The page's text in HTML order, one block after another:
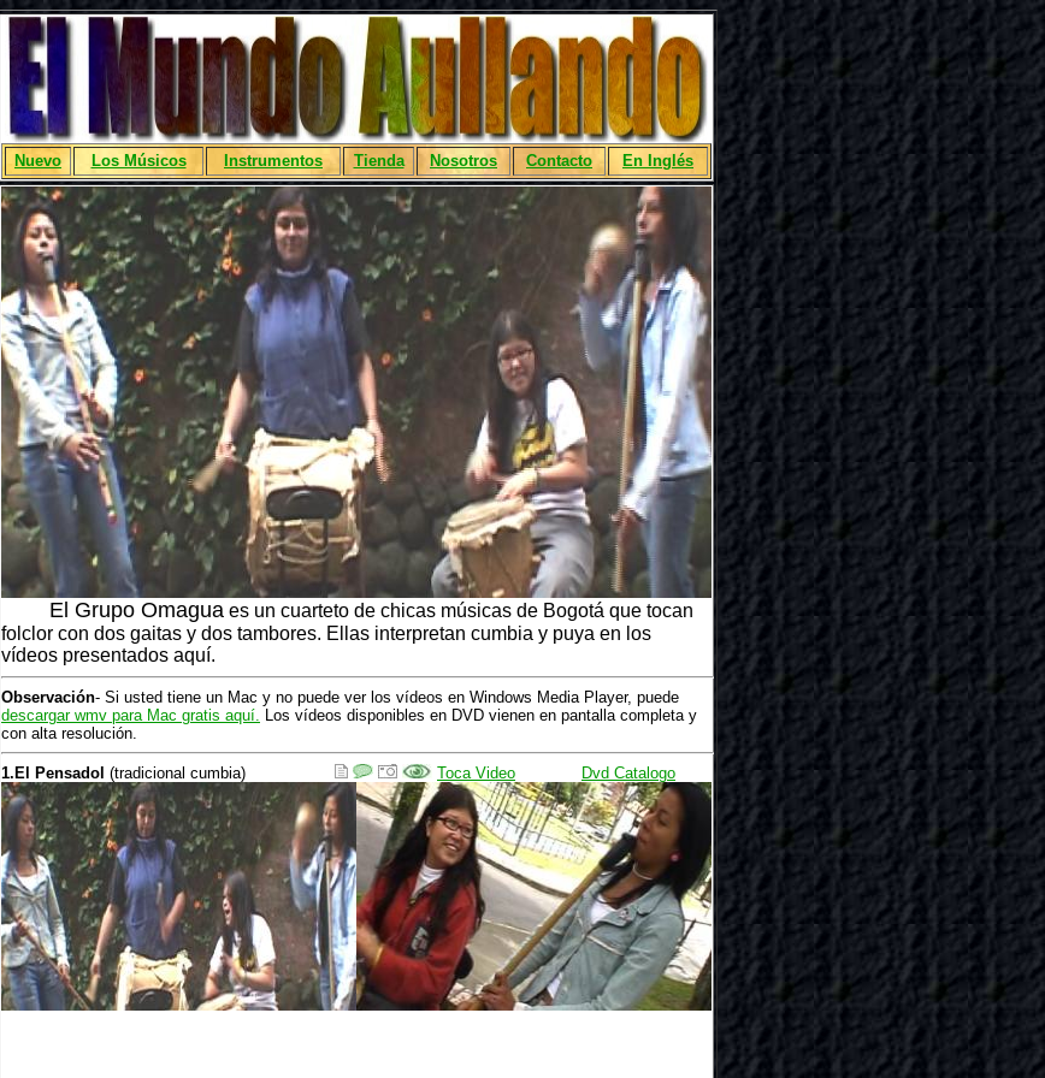
Nuevo Los Músicos Instrumentos Tienda Nosotros Contacto En Inglés
El Grupo Omagua es un cuarteto de chicas músicas de Bogotá que tocan
folclor con dos gaitas y dos tambores. Ellas interpretan cumbia y puya en los
vídeos presentados aquí.
Observación- Si usted tiene un Mac y no puede ver los vídeos en Windows Media Player, puede
descargar wmv para Mac gratis aquí. Los vídeos disponibles en DVD vienen en pantalla completa y
con alta resolución.
1.El Pensadol (tradicional cumbia) Toca Video Dvd Catalogo